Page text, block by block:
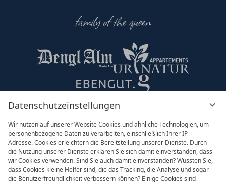
Datenschutzeinstellungen
Wir nutzen auf unserer Website Cookies und ähnliche Technologien, um
personenbezogene Daten zu verarbeiten, einschließlich Ihrer IP-
Adresse. Cookies erleichtern die Bereitstellung unserer Dienste. Durch
die Nutzung unserer Dienste erklären Sie sich damit einverstanden, dass
wir Cookies verwenden. Sind Sie auch damit einverstanden? Wussten Sie,
dass Cookies kleine Helfer sind, die das Tracking, die Analyse und sogar
die Benutzerfreundlichkeit verbessern können? Einige Cookies sind
family of the queen